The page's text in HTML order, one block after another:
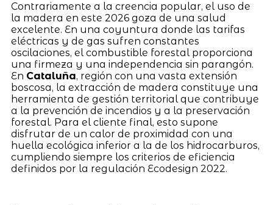
Contrariamente a la creencia popular, el uso de
la madera en este 2026 goza de una salud
excelente. En una coyuntura donde las tarifas
eléctricas y de gas sufren constantes
oscilaciones, el combustible forestal proporciona
una firmeza y una independencia sin parangón.
En Cataluña, región con una vasta extensión
boscosa, la extracción de madera constituye una
herramienta de gestión territorial que contribuye
a la prevención de incendios y a la preservación
forestal. Para el cliente final, esto supone
disfrutar de un calor de proximidad con una
huella ecológica inferior a la de los hidrocarburos,
cumpliendo siempre los criterios de eficiencia
definidos por la regulación Ecodesign 2022.